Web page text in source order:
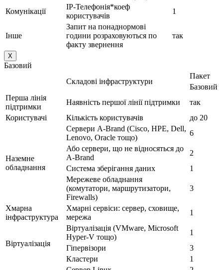
Комунікації
IP-Телефонія*коеф
користувачів
1
Інше
Запит на понаднормові
години розраховуються по
факту звернення
так
X
Базовий
Складові інфраструктури
Пакет
Базовий
Перша лінія
підтримки
Наявність першої лінії підтримки
так
Користувачі
Кількість користувачів до 20
Наземне
обладнання
Сервери A-Brand (Cisco, HPE, Dell,
Lenovo, Oracle тощо)
6
Або сервери, що не відносяться до
A-Brand
2
Система зберігання даних
1
Мережеве обладнання
(комутатори, маршрутизатори,
Firewalls)
3
Хмарна
інфраструктура
Хмарні сервіси: сервер, сховище,
мережа
1
Віртуалізація
Віртуалізація (VMware, Microsoft
Hyper-V тощо)
1
Гіпервізори
3
Кластери
1